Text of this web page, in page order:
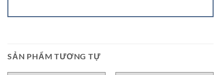
SẢN PHẨM TƯƠNG TỰ